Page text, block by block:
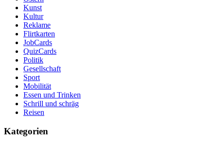
Kunst
Kultur
Reklame
Flirtkarten
JobCards
QuizCards
Politik
Gesellschaft
Sport
Mobilität
Essen und Trinken
Schrill und schräg
Reisen
Kategorien